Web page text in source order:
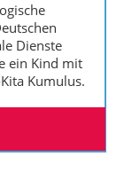
Dienste
ein Kind mit
Kumulus.